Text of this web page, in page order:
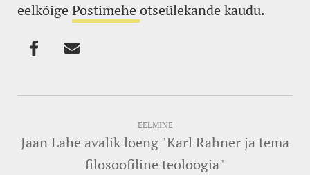
eelkõige Postimehe otseülekande kaudu.
EELMINE
Jaan Lahe avalik loeng "Karl Rahner ja tema
filosoofiline teoloogia"